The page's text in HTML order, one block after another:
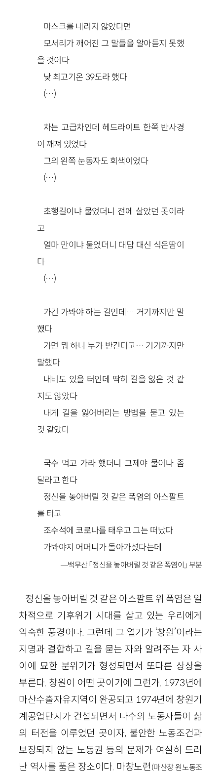
마스크를 내리지 않았다면
모서리가 깨어진 그 말들을 알아듣지 못했
을 것이다
낮 최고기온 39도라 했다
(…)
차는 고급차인데 헤드라이트 한쪽 반사경
이 깨져 있었다
그의 왼쪽 눈동자도 회색이었다
(…)
초행길이냐 물었더니 전에 살았던 곳이라
고
얼마 만이냐 물었더니 대답 대신 식은땀이
다
(…)
가긴 가봐야 하는 길인데… 거기까지만 말
했다
가면 뭐 하나 누가 반긴다고… 거기까지만
말했다
내비도 있을 터인데 딱히 길을 잃은 것 같
지도 않았다
내게 길을 잃어버리는 방법을 묻고 있는
것 같았다
국수 먹고 가라 했더니 그제야 물이나 좀
달라고 한다
정신을 놓아버릴 것 같은 폭염의 아스팔트
를 타고
조수석에 코로나를 태우고 그는 떠났다
가봐야지 어머니가 돌아가셨다는데
—백무산 「정신을 놓아버릴 것 같은 폭염이」 부분
정신을 놓아버릴 것 같은 아스팔트 위 폭염은 일
차적으로 기후위기 시대를 살고 있는 우리에게
익숙한 풍경이다. 그런데 그 열기가 ‘창원’이라는
지명과 결합하고 길을 묻는 자와 알려주는 자 사
이에 묘한 분위기가 형성되면서 또다른 상상을
부른다. 창원이 어떤 곳이기에 그런가. 1973년에
마산수출자유지역이 완공되고 1974년에 창원기
계공업단지가 건설되면서 다수의 노동자들이 삶
의 터전을 이루었던 곳이자, 불안한 노동조건과
보장되지 않는 노동권 등의 문제가 여실히 드러
난 역사를 품은 장소이다. 마창노련 (마산창 원노동조